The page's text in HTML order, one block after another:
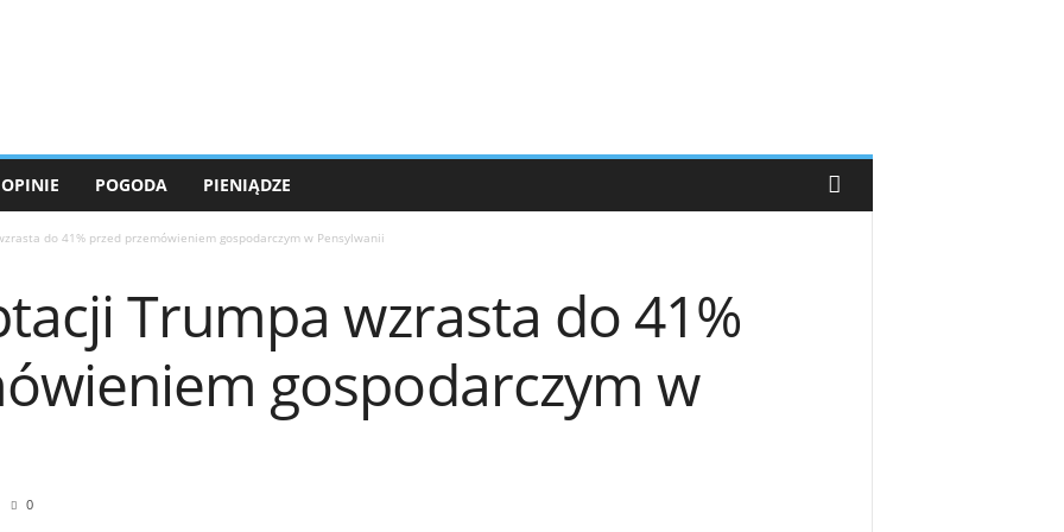
OPINIE POGODA PIENIĄDZE
do 41% przed przemówieniem gospodarczym w Pensylwanii
Trumpa wzrasta do 41%
gospodarczym w
0